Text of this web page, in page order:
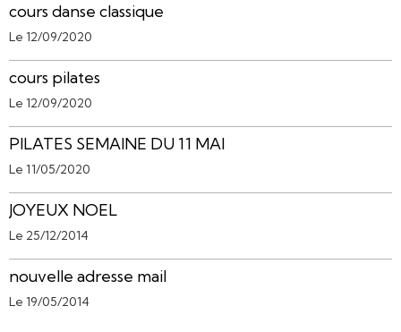
cours danse classique
Le 12/09/2020
cours pilates
Le 12/09/2020
PILATES SEMAINE DU 11 MAI
Le 11/05/2020
JOYEUX NOEL
Le 25/12/2014
nouvelle adresse mail
Le 19/05/2014